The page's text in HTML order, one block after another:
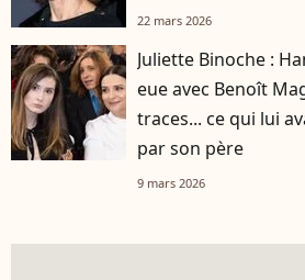
22 mars 2026
Juliette Binoche :
eue avec Benoît
traces... ce qui lui
par son père
9 mars 2026